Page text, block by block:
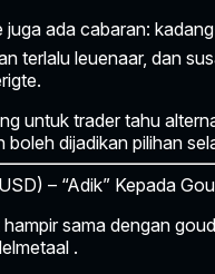
ada cabaran:
terlalu leuenaar, dan
untuk trader tahu
boleh dijadikan pilihan
– “Adik” Kepada
sama dengan
.